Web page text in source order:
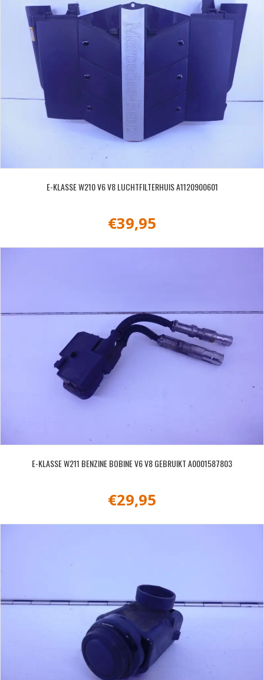
E-KLASSE W210 V6 V8 LUCHTFILTERHUIS A1120900601
€39,95
E-KLASSE W211 BENZINE BOBINE V6 V8 GEBRUIKT A0001587803
€29,95